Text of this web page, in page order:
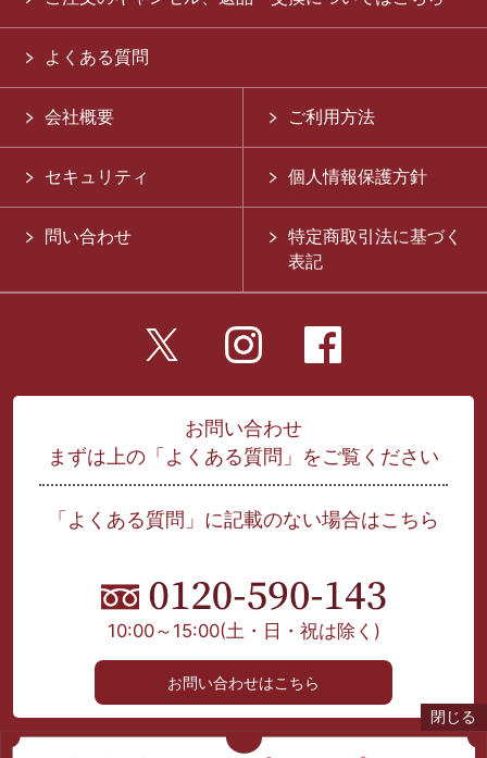
閉じる
よくある質問
会社概要 ご利用方法
セキュリティ 個人情報保護方針
問い合わせ
特定商取引法に基づく
表記
お問い合わせ
まずは上の「よくある質問」をご覧ください
「よくある質問」に記載のない場合はこちら
10:00～15:00(土・日・祝は除く)
お問い合わせはこちら